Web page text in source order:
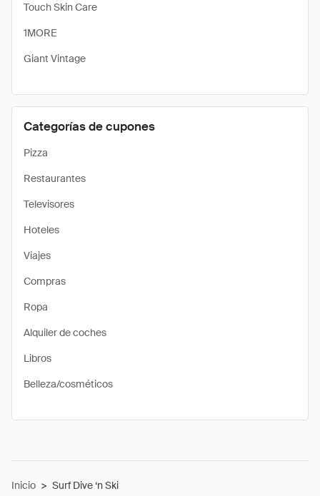
Touch Skin Care
1MORE
Giant Vintage
Categorías de cupones
Pizza
Restaurantes
Televisores
Hoteles
Viajes
Compras
Ropa
Alquiler de coches
Libros
Belleza/cosméticos
Inicio > Surf Dive ‘n Ski